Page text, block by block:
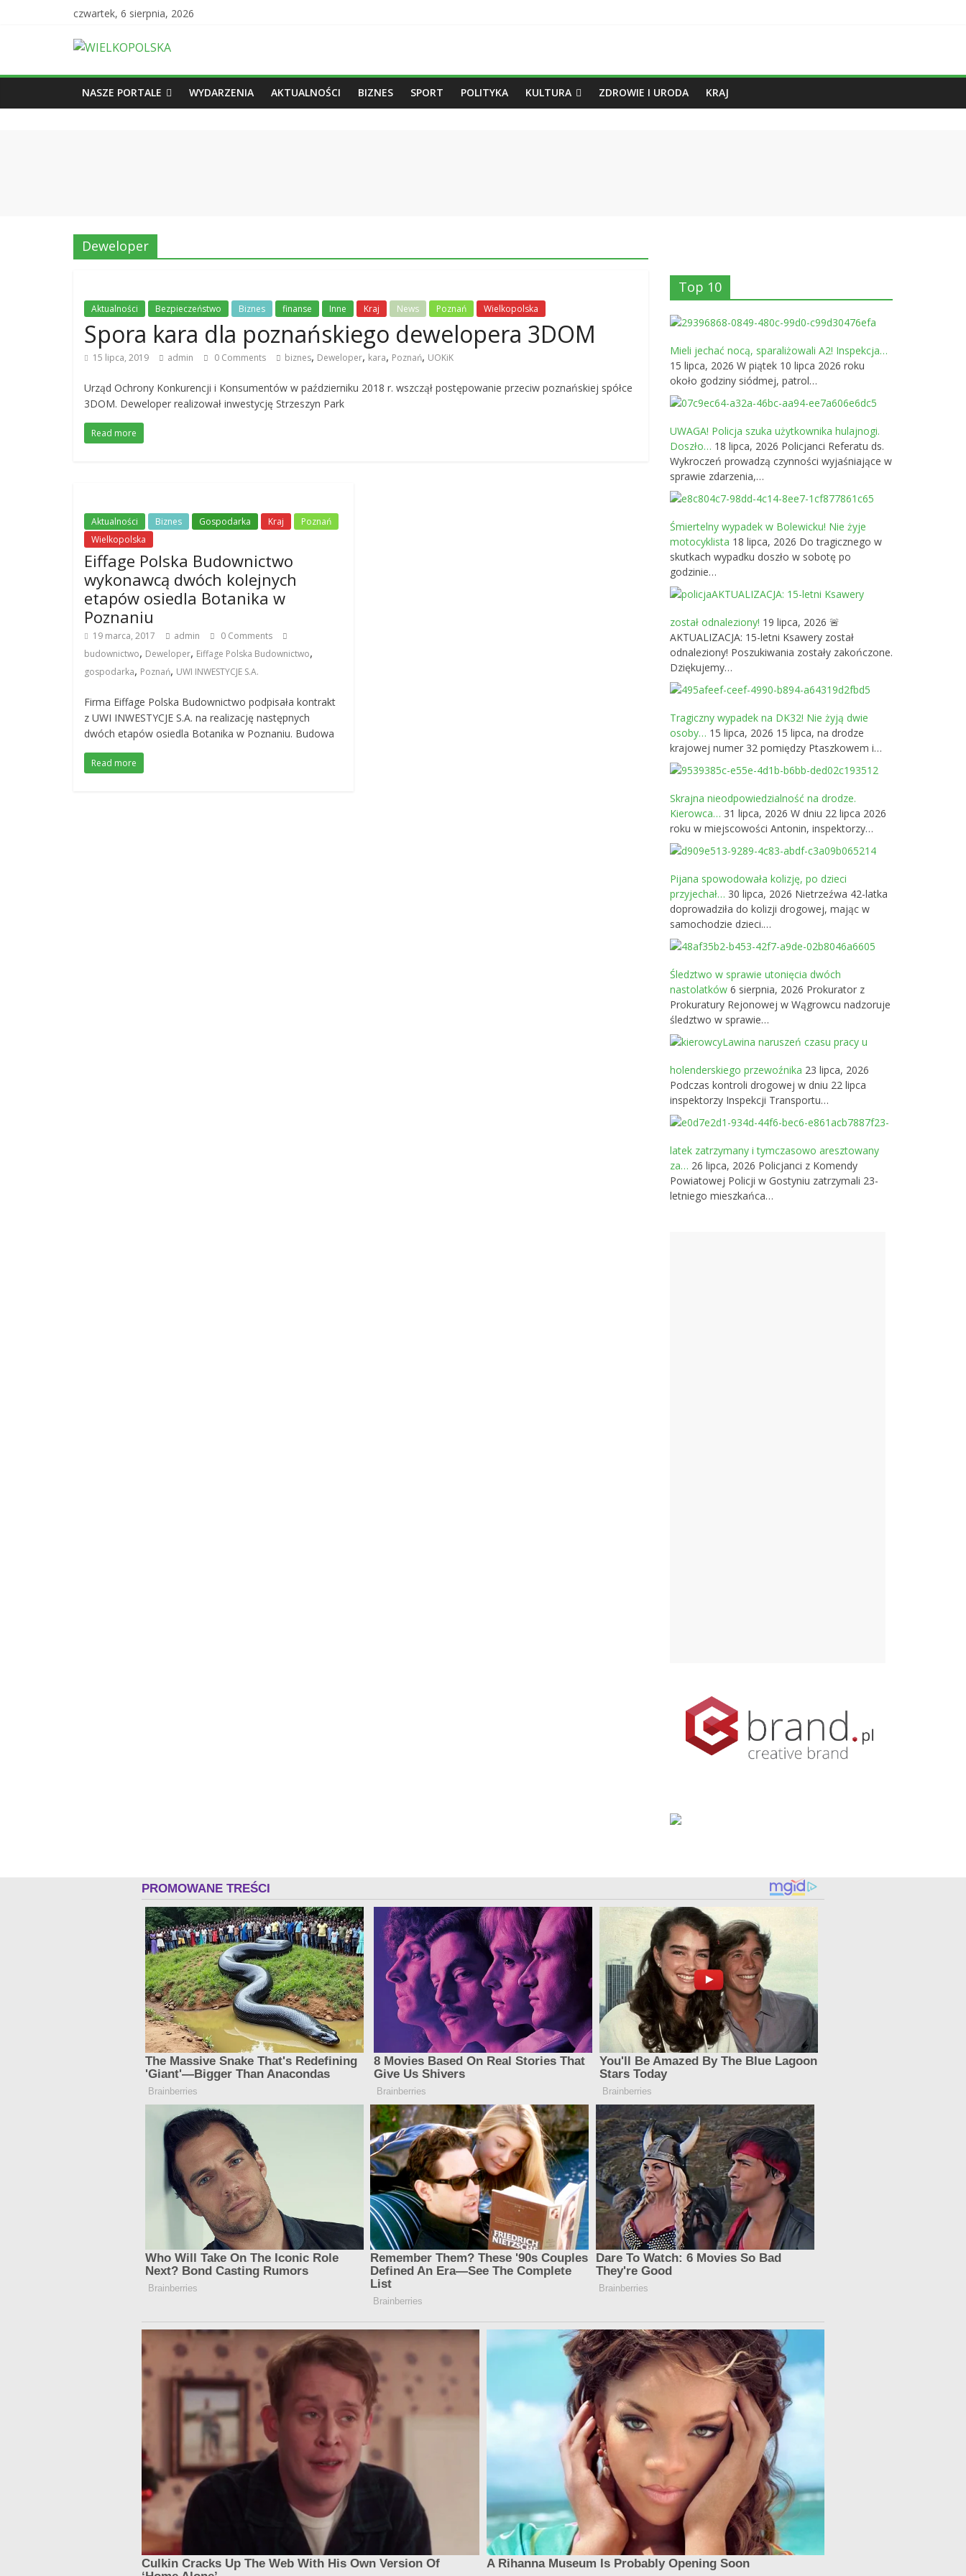
czwartek, 6 sierpnia, 2026
NASZE PORTALE WYDARZENIA AKTUALNOŚCI BIZNES SPORT POLITYKA KULTURA ZDROWIE I URODA KRAJ
Deweloper
Aktualności Bezpieczeństwo Biznes finanse Inne Kraj News Poznań Wielkopolska
Spora kara dla poznańskiego dewelopera 3DOM
15 lipca, 2019 admin 0 Comments biznes, Deweloper, kara, Poznań, UOKiK
Urząd Ochrony Konkurencji i Konsumentów w październiku 2018 r. wszczął postępowanie przeciw poznańskiej spółce
3DOM. Deweloper realizował inwestycję Strzeszyn Park
Read more
Aktualności Biznes Gospodarka Kraj
Poznań
Wielkopolska
Eiffage Polska Budownictwo
wykonawcą dwóch kolejnych
etapów osiedla Botanika w
Poznaniu
19 marca, 2017 admin
0 Comments
budownictwo, Deweloper, Eiffage Polska Budownictwo,
gospodarka, Poznań, UWI INWESTYCJE S.A.
Firma Eiffage Polska Budownictwo podpisała kontrakt
z UWI INWESTYCJE S.A. na realizację następnych
dwóch etapów osiedla Botanika w Poznaniu. Budowa
Read more
Top 10
Mieli jechać nocą, sparaliżowali A2! Inspekcja…
15 lipca, 2026 W piątek 10 lipca 2026 roku
około godziny siódmej, patrol…
UWAGA! Policja szuka użytkownika hulajnogi.
Doszło… 18 lipca, 2026 Policjanci Referatu ds.
Wykroczeń prowadzą czynności wyjaśniające w
sprawie zdarzenia,…
Śmiertelny wypadek w Bolewicku! Nie żyje
motocyklista 18 lipca, 2026 Do tragicznego w
skutkach wypadku doszło w sobotę po
godzinie…
AKTUALIZACJA: 15-letni Ksawery
został odnaleziony! 19 lipca, 2026 🚨
AKTUALIZACJA: 15-letni Ksawery został
odnaleziony! Poszukiwania zostały zakończone.
Dziękujemy…
Tragiczny wypadek na DK32! Nie żyją dwie
osoby… 15 lipca, 2026 15 lipca, na drodze
krajowej numer 32 pomiędzy Ptaszkowem i…
Skrajna nieodpowiedzialność na drodze.
Kierowca… 31 lipca, 2026 W dniu 22 lipca 2026
roku w miejscowości Antonin, inspektorzy…
Pijana spowodowała kolizję, po dzieci
przyjechał… 30 lipca, 2026 Nietrzeźwa 42-latka
doprowadziła do kolizji drogowej, mając w
samochodzie dzieci.…
Śledztwo w sprawie utonięcia dwóch
nastolatków 6 sierpnia, 2026 Prokurator z
Prokuratury Rejonowej w Wągrowcu nadzoruje
śledztwo w sprawie…
Lawina naruszeń czasu pracy u
holenderskiego przewoźnika 23 lipca, 2026
Podczas kontroli drogowej w dniu 22 lipca
inspektorzy Inspekcji Transportu…
23-
latek zatrzymany i tymczasowo aresztowany
za… 26 lipca, 2026 Policjanci z Komendy
Powiatowej Policji w Gostyniu zatrzymali 23-
letniego mieszkańca…